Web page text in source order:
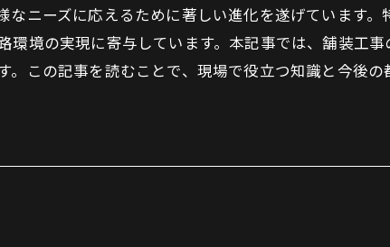
ニーズに応えるために著しい進化を遂げています。
境の実現に寄与しています。本記事では、舗装工事
この記事を読むことで、現場で役立つ知識と今後の